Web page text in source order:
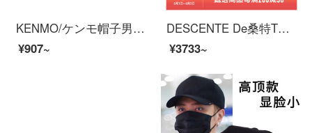
KENMO/ケンモ帽子男女ファッションブランドの刺繍野球帽と帽子のひさしを長くして顔を遮って日よけ帽子をかぶってカジュアルで純色のアヒル舌帽を備えています。屋外登山には太陽帽子のブラックフリーサイズ（首回り56 cm-60 cm）
¥907~
DESCENTE De桑特TRAINING男子スポーツ帽D 231 TCP 03黒-BKフリーサイズ
¥3733~